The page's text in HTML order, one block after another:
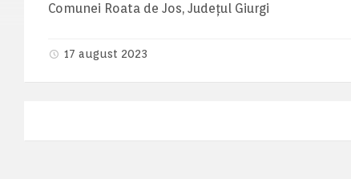
Comunei Roata de Jos, Județul Giurgi
17 august 2023